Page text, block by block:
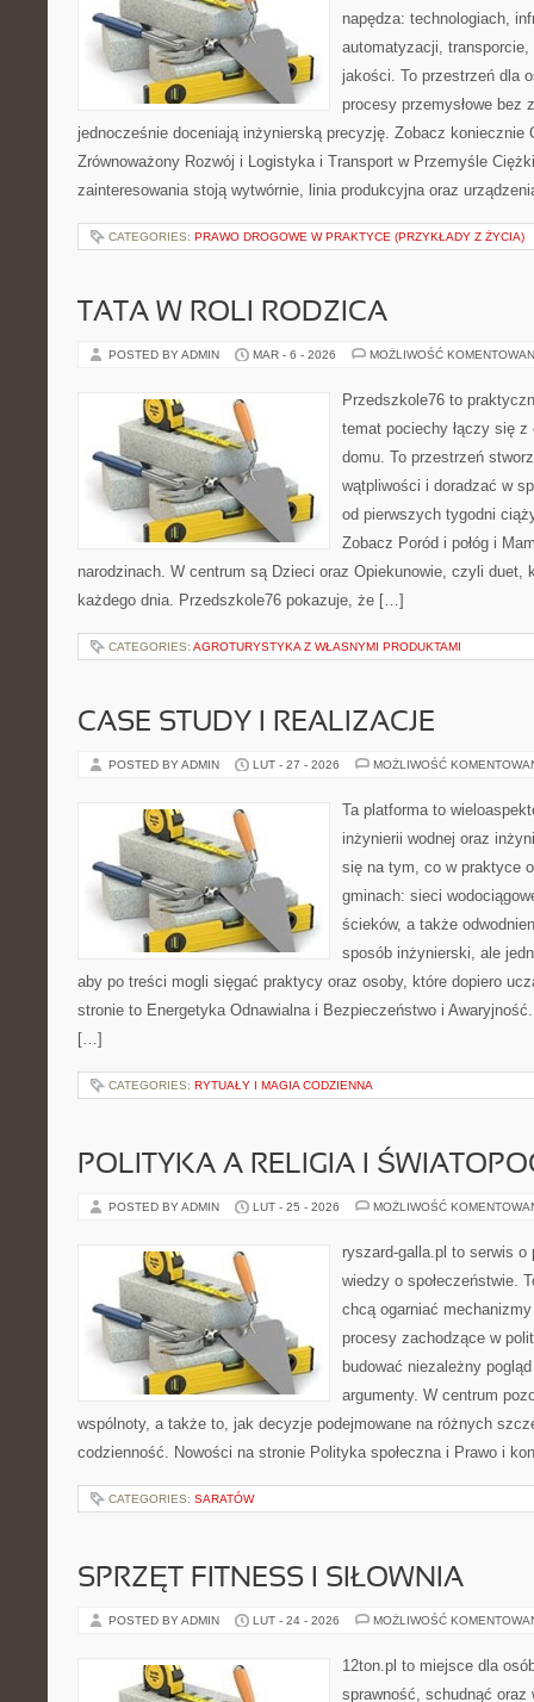
napędza: technologiach,
automatyzacji,
jakości. To przestrzeń dla
procesy przemysłowe bez
jednocześnie doceniają inżynierską precyzję. Zobacz koniecznie
Zrównoważony Rozwój i Logistyka i Transport w Przemyśle
zainteresowania stoją wytwórnie, linia produkcyjna oraz
CATEGORIES: PRAWO DROGOWE W PRAKTYCE (PRZYKŁADY Z ŻYCIA)
TATA W ROLI RODZICA
POSTED BY ADMIN MAR - 6 - 2026 MOŻLIWOŚĆ
Przedszkole76 to
temat pociechy łączy się
domu. To przestrzeń
wątpliwości i doradzać w
od pierwszych tygodni
Zobacz Poród i połóg i
narodzinach. W centrum są Dzieci oraz Opiekunowie, czyli duet,
każdego dnia. Przedszkole76 pokazuje, że […]
CATEGORIES: AGROTURYSTYKA Z WŁASNYMI PRODUKTAMI
CASE STUDY I REALIZACJE
POSTED BY ADMIN LUT - 27 - 2026 MOŻLIWOŚĆ
Ta platforma to
inżynierii wodnej oraz
się na tym, co w praktyce
gminach: sieci
ścieków, a także
sposób inżynierski, ale
aby po treści mogli sięgać praktycy oraz osoby, które dopiero
stronie to Energetyka Odnawialna i Bezpieczeństwo i
[…]
CATEGORIES: RYTUAŁY I MAGIA CODZIENNA
POLITYKA A RELIGIA I
POSTED BY ADMIN LUT - 25 - 2026 MOŻLIWOŚĆ
ryszard-galla.pl to serwis
wiedzy o społeczeństwie.
chcą ogarniać
procesy zachodzące w
budować niezależny
argumenty. W centrum
wspólnoty, a także to, jak decyzje podejmowane na różnych
codzienność. Nowości na stronie Polityka społeczna i Prawo i
CATEGORIES: SARATÓW
SPRZĘT FITNESS I SIŁOWNIA
POSTED BY ADMIN LUT - 24 - 2026 MOŻLIWOŚĆ
12ton.pl to miejsce dla
sprawność, schudnąć oraz